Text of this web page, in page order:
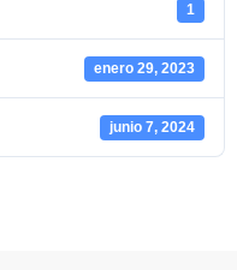
1
enero 29, 2023
junio 7, 2024